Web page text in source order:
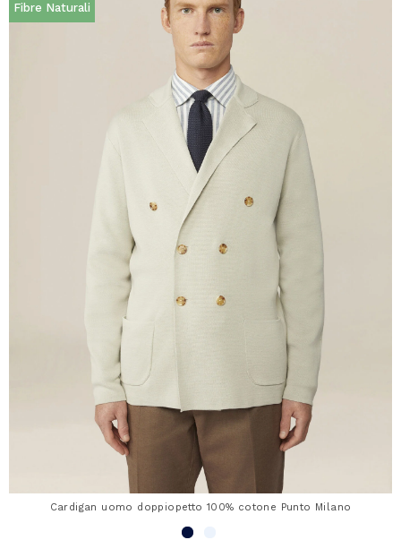
Fibre Naturali
Cardigan uomo doppiopetto 100% cotone Punto Milano